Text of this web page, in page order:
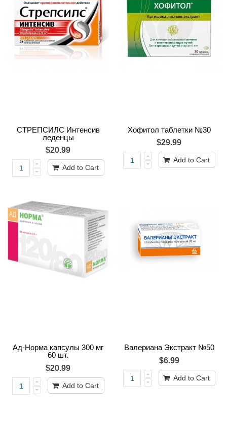
СТРЕПСИЛС Интенсив
леденцы
$20.99
Add to Cart
Хофитол таблетки №30
$29.99
Add to Cart
Ад-Норма капсулы 300 мг
60 шт.
$20.99
Add to Cart
Валериана Экстракт №50
$6.99
Add to Cart